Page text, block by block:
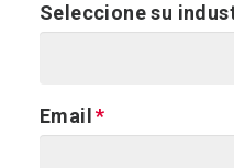
Seleccione su
Email